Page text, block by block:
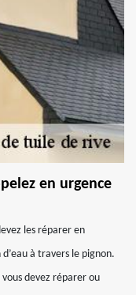
en urgence
les réparer en
à travers le pignon.
devez réparer ou